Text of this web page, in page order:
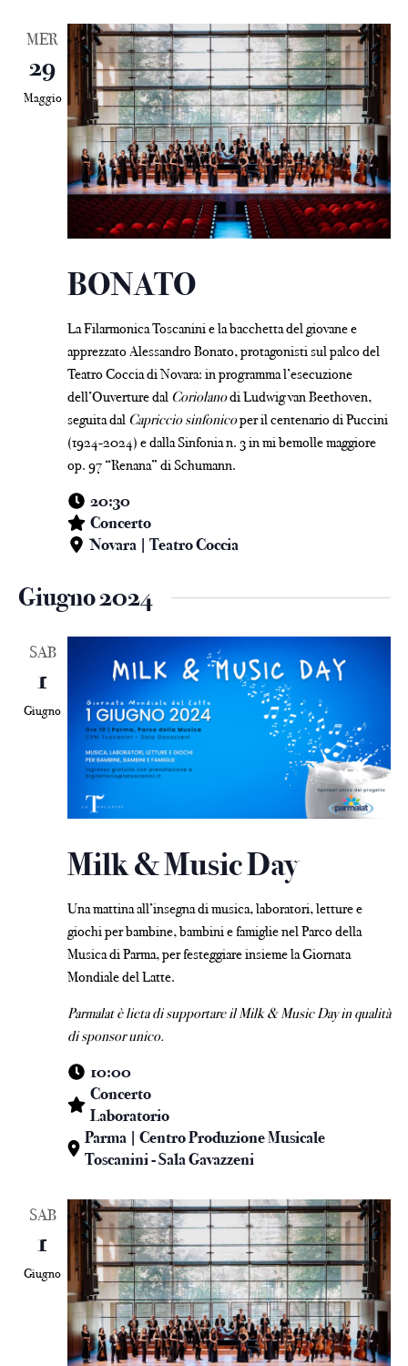
MER
29
Maggio
BONATO
La Filarmonica Toscanini e la bacchetta del giovane e
apprezzato Alessandro Bonato, protagonisti sul palco del
Teatro Coccia di Novara: in programma l’esecuzione
dell’Ouverture dal Coriolanodi Ludwig van Beethoven,
seguita dal Capriccio sinfonicoper il centenario di Puccini
(1924-2024) e dalla Sinfonia n. 3 in mi bemolle maggiore
op. 97 “Renana” di Schumann.
20:30
Concerto
Novara | Teatro Coccia
Giugno 2024
SAB
1
Giugno
Milk & Music Day
Una mattina all’insegna di musica, laboratori, letture e
giochi per bambine, bambini e famiglie nel Parco della
Musica di Parma, per festeggiare insieme la Giornata
Mondiale del Latte.
Parmalat è lieta di supportare il Milk & Music Day in qualità
di sponsor unico.
10:00
Concerto
Laboratorio
Parma | Centro Produzione Musicale
Toscanini - Sala Gavazzeni
SAB
1
Giugno